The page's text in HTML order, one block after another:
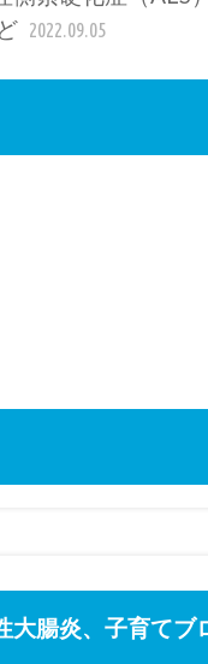
2022.09.05
大腸炎、子育てブ